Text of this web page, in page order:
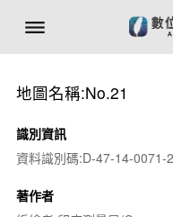
地圖名稱:No.21
識別資訊
資料識別碼:D-47-14-0071-
著作者